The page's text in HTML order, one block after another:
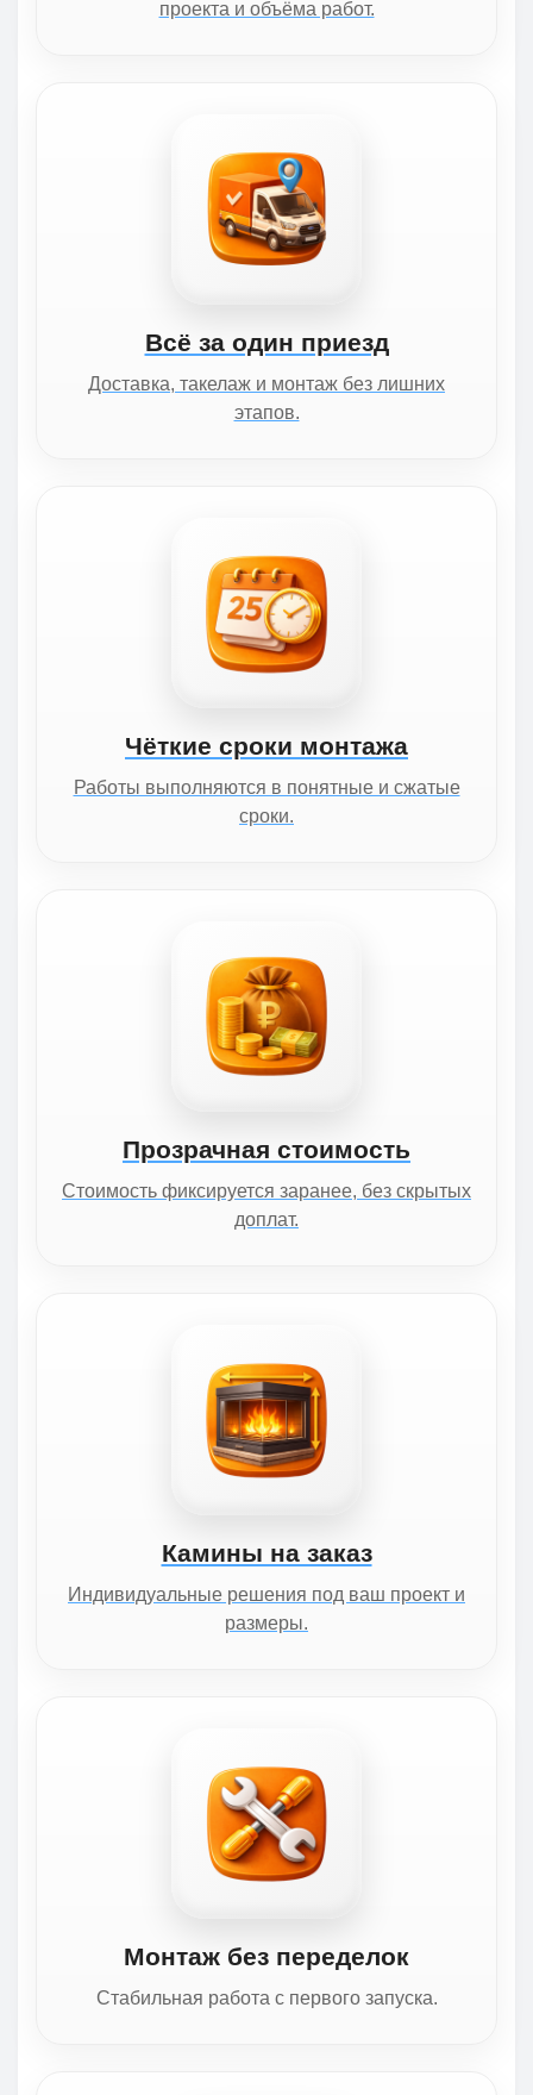
проекта и объёма работ.
Всё за один приезд
Доставка, такелаж и монтаж без лишних
этапов.
Чёткие сроки монтажа
Работы выполняются в понятные и сжатые
сроки.
Прозрачная стоимость
Стоимость фиксируется заранее, без скрытых
доплат.
Камины на заказ
Индивидуальные решения под ваш проект и
размеры.
Монтаж без переделок
Стабильная работа с первого запуска.